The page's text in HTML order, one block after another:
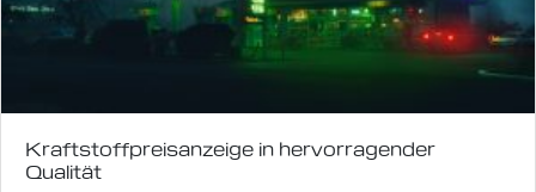
Kraftstoffpreisanzeige in hervorragender
Qualität